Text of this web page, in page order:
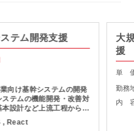
テム開発支援
向け基幹システムの開発
テムの機能開発・改善対
設計など上流工程から参
よびフロントエンド開発
ステム開発・運用支援
, React
大
援
単
勤務
内